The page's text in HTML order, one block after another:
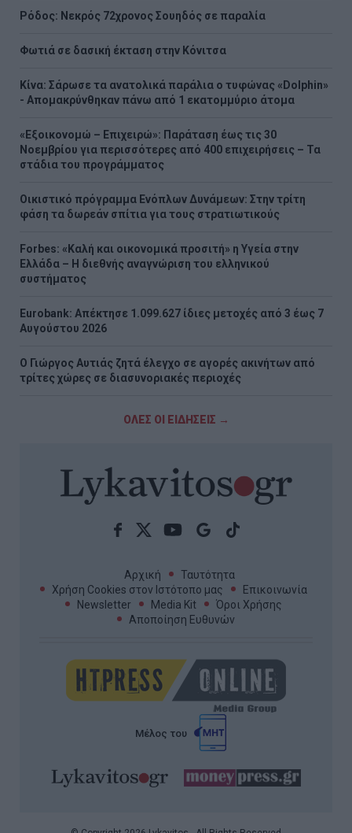
Ρόδος: Νεκρός 72χρονος Σουηδός σε παραλία
Φωτιά σε δασική έκταση στην Κόνιτσα
Κίνα: Σάρωσε τα ανατολικά παράλια ο τυφώνας «Dolphin»
- Απομακρύνθηκαν πάνω από 1 εκατομμύριο άτομα
«Εξοικονομώ – Επιχειρώ»: Παράταση έως τις 30
Νοεμβρίου για περισσότερες από 400 επιχειρήσεις – Τα
στάδια του προγράμματος
Οικιστικό πρόγραμμα Ενόπλων Δυνάμεων: Στην τρίτη
φάση τα δωρεάν σπίτια για τους στρατιωτικούς
Forbes: «Καλή και οικονομικά προσιτή» η Υγεία στην
Ελλάδα – Η διεθνής αναγνώριση του ελληνικού
συστήματος
Eurobank: Απέκτησε 1.099.627 ίδιες μετοχές από 3 έως 7
Αυγούστου 2026
Ο Γιώργος Αυτιάς ζητά έλεγχο σε αγορές ακινήτων από
τρίτες χώρες σε διασυνοριακές περιοχές
ΟΛΕΣ ΟΙ ΕΙΔΗΣΕΙΣ →
Αρχική
Ταυτότητα
Χρήση Cookies στον Ιστότοπο μας
Επικοινωνία
Newsletter
Media Kit
Όροι Χρήσης
Αποποίηση Ευθυνών
Μέλος του